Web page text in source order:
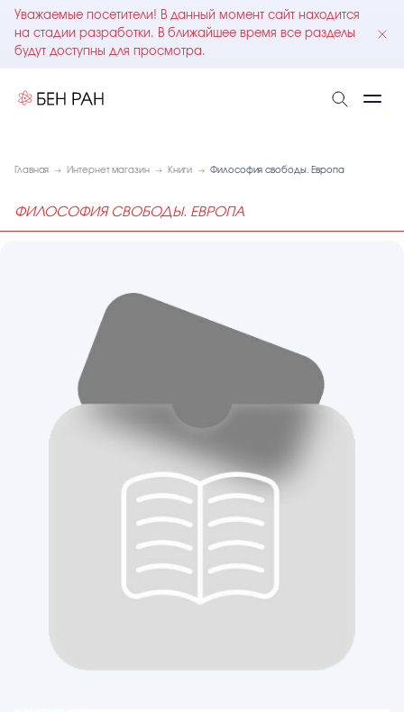
Уважаемые посетители! В данный момент сайт находится
на стадии разработки. В ближайшее время все разделы
будут доступны для просмотра.
Главная Интернет магазин Книги Философия свободы. Европа
ФИЛОСОФИЯ СВОБОДЫ. ЕВРОПА